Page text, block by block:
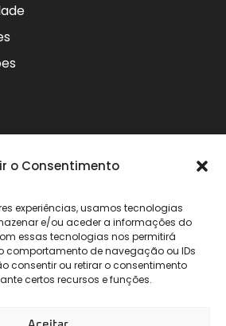
o Consentimento
experiências, usamos tecnologias
e/ou aceder a informações do
essas tecnologias nos permitirá
comportamento de navegação ou IDs
consentir ou retirar o consentimento
certos recursos e funções.
para rede móvel nacional)